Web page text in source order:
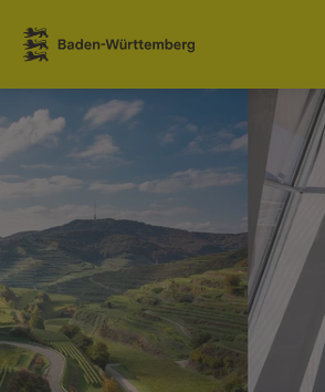
Zum Inhalt springen
Link zur Startseite